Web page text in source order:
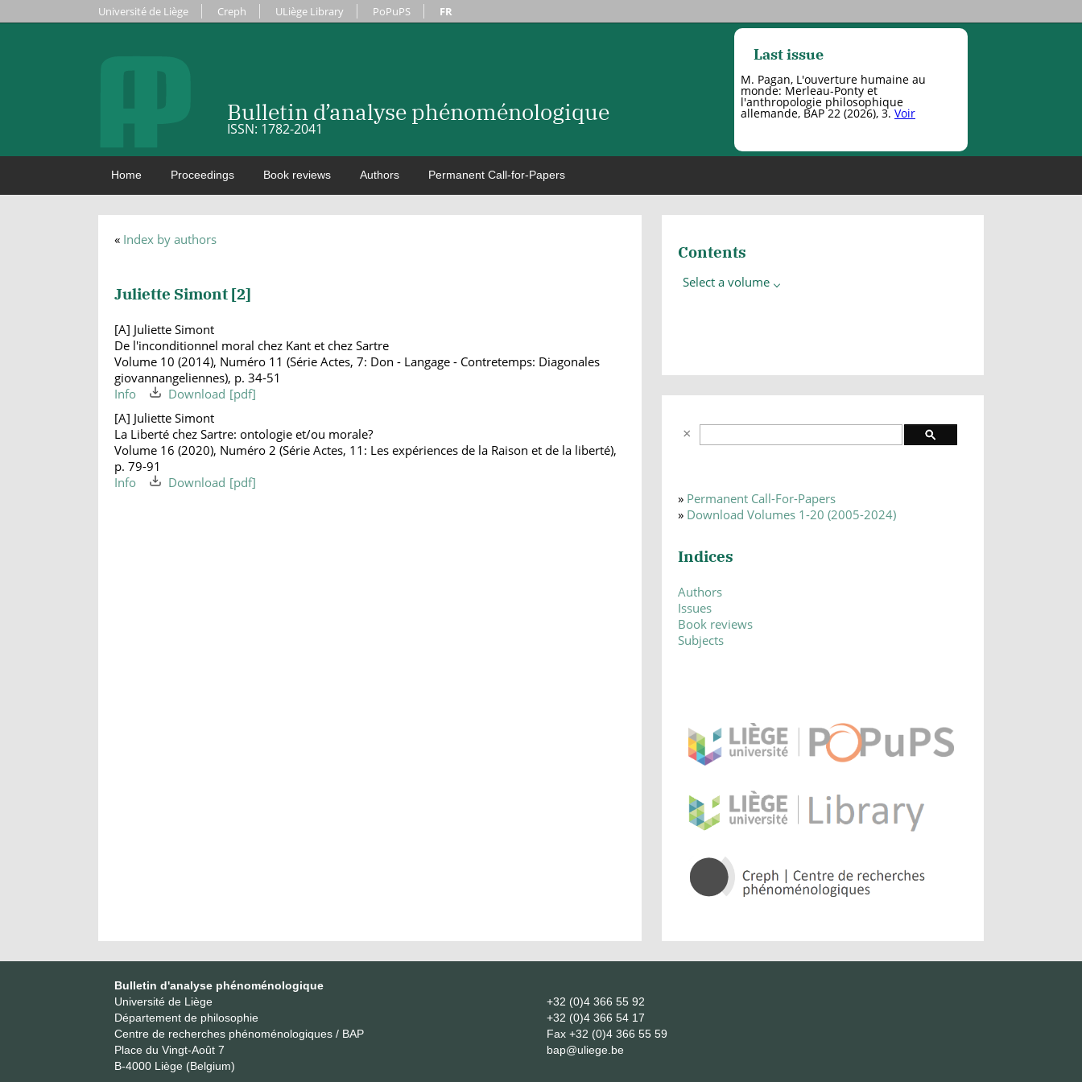
Université de Liège Creph ULiège Library PoPuPS FR
Bulletin d’analyse phénoménologique
ISSN: 1782-2041
Last issue
M. Pagan, L'ouverture humaine au
monde: Merleau-Ponty et
l'anthropologie philosophique
allemande, BAP 22 (2026), 3. Voir
Home Proceedings Book reviews Authors Permanent Call-for-Papers
« Index by authors
Juliette Simont [2]
[A] Juliette Simont
De l'inconditionnel moral chez Kant et chez Sartre
Volume 10 (2014), Numéro 11 (Série Actes, 7: Don - Langage - Contretemps: Diagonales
giovannangeliennes), p. 34-51
Info
Download
[A] Juliette Simont
La Liberté chez Sartre: ontologie et/ou morale?
Volume 16 (2020), Numéro 2 (Série Actes, 11: Les expériences de la Raison et de la liberté),
p. 79-91
Info
Download
Contents
Select a volume
» Permanent Call-For-Papers
» Download Volumes 1-20 (2005-2024)
Indices
Authors
Issues
Book reviews
Subjects
Bulletin d'analyse phénoménologique
Université de Liège
Département de philosophie
Centre de recherches phénoménologiques / BAP
Place du Vingt-Août 7
B-4000 Liège (Belgium)
+32 (0)4 366 55 92
+32 (0)4 366 54 17
Fax +32 (0)4 366 55 59
bap@uliege.be